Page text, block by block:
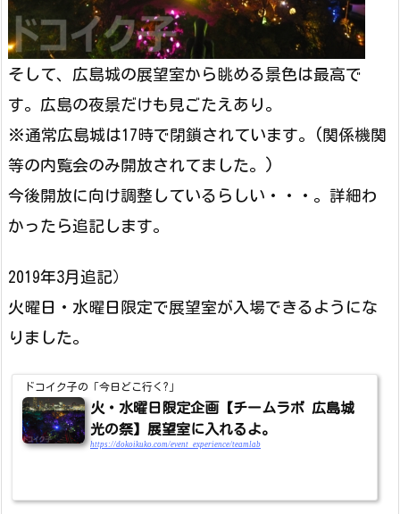
そして、広島城の展望室から眺める景色は最高で
す。広島の夜景だけも見ごたえあり。
※通常広島城は17時で閉鎖されています。(関係機関
等の内覧会のみ開放されてました。)
今後開放に向け調整しているらしい・・・。詳細わ
かったら追記します。
2019年3月追記）
火曜日・水曜日限定で展望室が入場できるようにな
りました。
ドコイク子の「今日どこ行く?」
火・水曜日限定企画【チームラボ 広島城
光の祭】展望室に入れるよ。
https://dokoikuko.com/event_experience/teamlab